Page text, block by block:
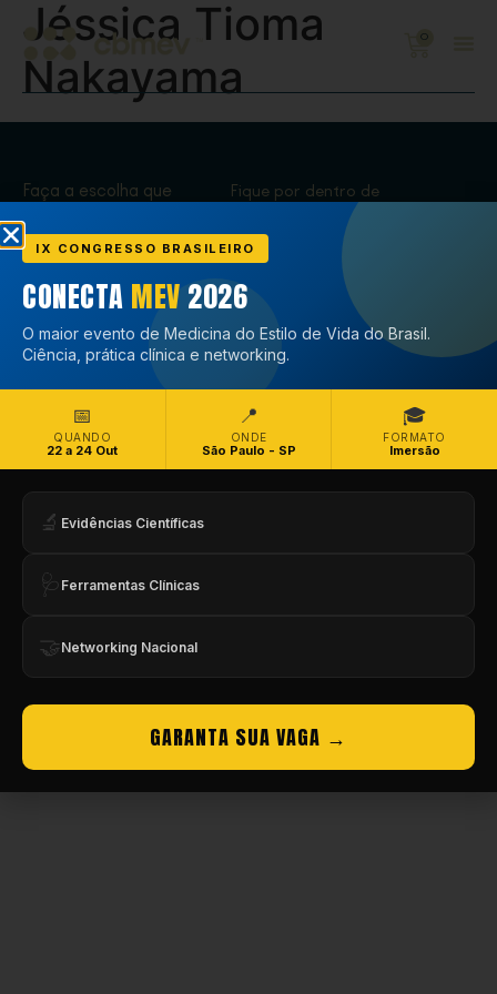
0
Jéssica Tioma
Nakayama
Faça a escolha que
transforma,
Associe-se
Associe-se
Fique por dentro de
tudo que acontece
no CBMEV
IX CONGRESSO BRASILEIRO
CONECTA MEV 2026
O maior evento de Medicina do Estilo de Vida do Brasil.
Ciência, prática clínica e networking.
📅
QUANDO
22 a 24 Out
📍
ONDE
São Paulo - SP
🎓
FORMATO
Imersão
🔬 Evidências Científicas
🩺 Ferramentas Clínicas
🤝 Networking Nacional
GARANTA SUA VAGA →